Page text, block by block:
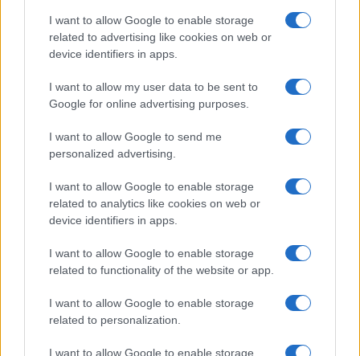
I want to allow Google to enable storage
related to advertising like cookies on web or
device identifiers in apps.
I want to allow my user data to be sent to
Google for online advertising purposes.
I want to allow Google to send me
personalized advertising.
I want to allow Google to enable storage
related to analytics like cookies on web or
device identifiers in apps.
I want to allow Google to enable storage
related to functionality of the website or app.
I want to allow Google to enable storage
related to personalization.
I want to allow Google to enable storage
Murtala Muhammed en Lagos
Lucía Marín · 4 Ago 2026
Mejoras en los retrasos de vuelos en el aeropuerto de
San Francisco